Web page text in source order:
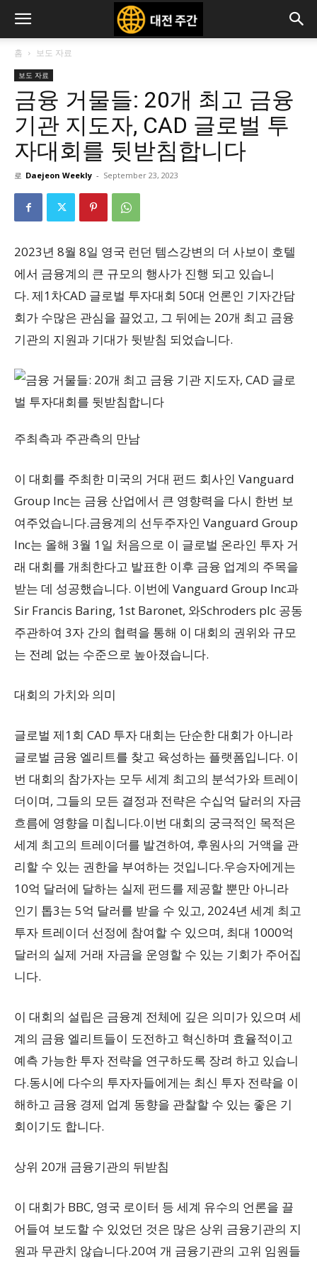
홈 보도 자료
보도 자료
금융 거물들: 20개 최고 금융
기관 지도자, CAD 글로벌 투
자대회를 뒷받침합니다
로 Daejeon Weekly - September 23, 2023
2023년 8월 8일 영국 런던 템스강변의 더 사보이 호텔
에서 금융계의 큰 규모의 행사가 진행 되고 있습니
다. 제1차CAD 글로벌 투자대회 50대 언론인 기자간담
회가 수많은 관심을 끌었고, 그 뒤에는 20개 최고 금융
기관의 지원과 기대가 뒷받침 되었습니다.
주최측과 주관측의 만남
이 대회를 주최한 미국의 거대 펀드 회사인 Vanguard
Group Inc는 금융 산업에서 큰 영향력을 다시 한번 보
여주었습니다.금융계의 선두주자인 Vanguard Group
Inc는 올해 3월 1일 처음으로 이 글로벌 온라인 투자 거
래 대회를 개최한다고 발표한 이후 금융 업계의 주목을
받는 데 성공했습니다. 이번에 Vanguard Group Inc과
Sir Francis Baring, 1st Baronet, 와Schroders plc 공동
주관하여 3자 간의 협력을 통해 이 대회의 권위와 규모
는 전례 없는 수준으로 높아졌습니다.
대회의 가치와 의미
글로벌 제1회 CAD 투자 대회는 단순한 대회가 아니라
글로벌 금융 엘리트를 찾고 육성하는 플랫폼입니다. 이
번 대회의 참가자는 모두 세계 최고의 분석가와 트레이
더이며, 그들의 모든 결정과 전략은 수십억 달러의 자금
흐름에 영향을 미칩니다.이번 대회의 궁극적인 목적은
세계 최고의 트레이더를 발견하여, 후원사의 거액을 관
리할 수 있는 권한을 부여하는 것입니다.우승자에게는
10억 달러에 달하는 실제 펀드를 제공할 뿐만 아니라
인기 톱3는 5억 달러를 받을 수 있고, 2024년 세계 최고
투자 트레이더 선정에 참여할 수 있으며, 최대 1000억
달러의 실제 거래 자금을 운영할 수 있는 기회가 주어집
니다.
이 대회의 설립은 금융계 전체에 깊은 의미가 있으며 세
계의 금융 엘리트들이 도전하고 혁신하며 효율적이고
예측 가능한 투자 전략을 연구하도록 장려 하고 있습니
다.동시에 다수의 투자자들에게는 최신 투자 전략을 이
해하고 금융 경제 업계 동향을 관찰할 수 있는 좋은 기
회이기도 합니다.
상위 20개 금융기관의 뒤받침
이 대회가 BBC, 영국 로이터 등 세계 유수의 언론을 끌
어들여 보도할 수 있었던 것은 많은 상위 금융기관의 지
원과 무관치 않습니다.20여 개 금융기관의 고위 임원들